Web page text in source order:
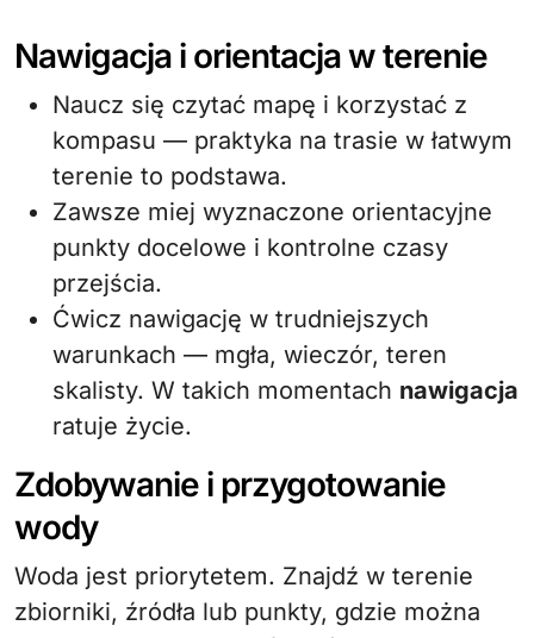
Nawigacja i orientacja w terenie
Naucz się czytać mapę i korzystać z
kompasu — praktyka na trasie w łatwym
terenie to podstawa.
Zawsze miej wyznaczone orientacyjne
punkty docelowe i kontrolne czasy
przejścia.
Ćwicz nawigację w trudniejszych
warunkach — mgła, wieczór, teren
skalisty. W takich momentach nawigacja
ratuje życie.
Zdobywanie i przygotowanie
wody
Woda jest priorytetem. Znajdź w terenie
zbiorniki, źródła lub punkty, gdzie można